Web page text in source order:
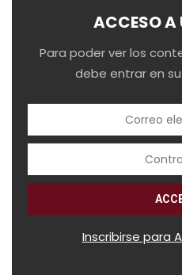
ACCESO A
Para poder ver los
debe entrar en
Inscribirse para